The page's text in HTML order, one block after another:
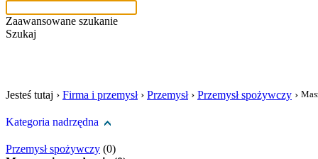
Zaawansowane szukanie
Szukaj
Jesteś tutaj › Firma i przemysł› Przemysł› Przemysł spożywczy ›
Kategoria nadrzędna
Przemysł spożywczy (0)